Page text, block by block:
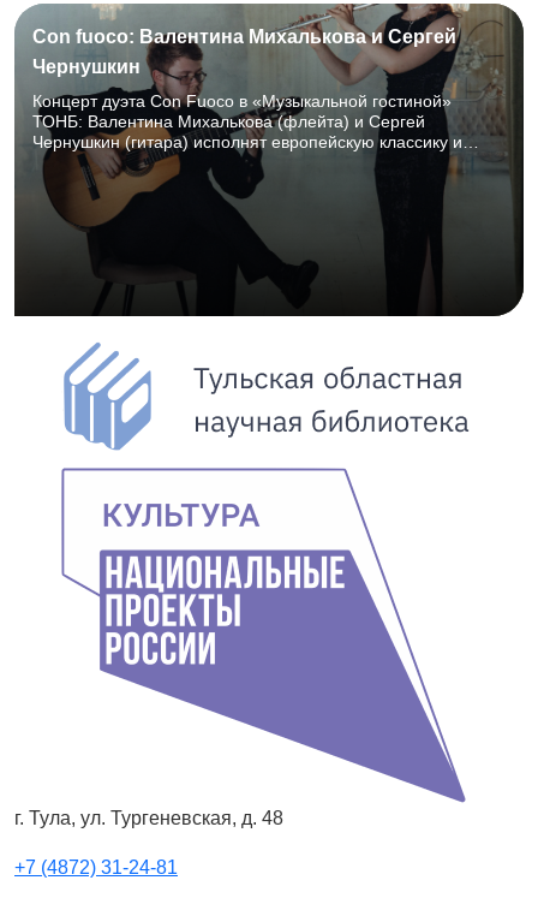
Con fuoco: Валентина Михалькова и Сергей
Чернушкин
Концерт дуэта Con Fuoco в «Музыкальной гостиной»
ТОНБ: Валентина Михалькова (флейта) и Сергей
Чернушкин (гитара) исполнят европейскую классику и
страстные латиноамериканские ритмы. 21.08.2026, 18:30–
20:00, ТОНБ, Горбовский зал (к. 107), 12+
г. Тула, ул. Тургеневская, д. 48
+7 (4872) 31-24-81